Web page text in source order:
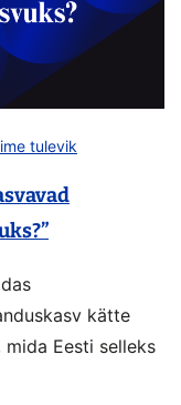
tulevik
kätte
Eesti selleks